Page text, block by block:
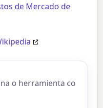
de Mercado de
o herramienta co